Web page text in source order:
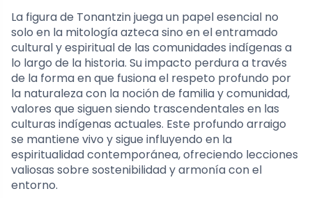
La figura de Tonantzin juega un papel esencial no
solo en la mitología azteca sino en el entramado
cultural y espiritual de las comunidades indígenas a
lo largo de la historia. Su impacto perdura a través
de la forma en que fusiona el respeto profundo por
la naturaleza con la noción de familia y comunidad,
valores que siguen siendo trascendentales en las
culturas indígenas actuales. Este profundo arraigo
se mantiene vivo y sigue influyendo en la
espiritualidad contemporánea, ofreciendo lecciones
valiosas sobre sostenibilidad y armonía con el
entorno.